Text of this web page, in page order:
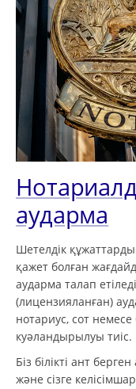
аударма
Шетелдік
қажет болған
аударма талап
(лицензияланған)
нотариус, сот немесе
куәландырылуы тиіс.
Біз білікті ант
және сізге